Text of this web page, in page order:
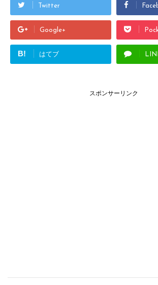
Twitter
Google+
B! はてブ
スポンサーリンク